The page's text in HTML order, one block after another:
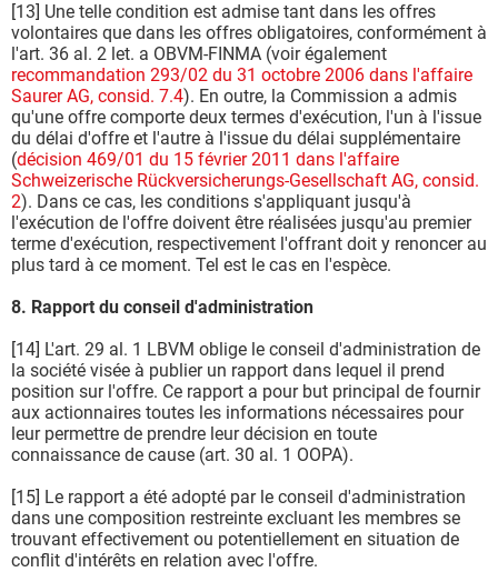
[13] Une telle condition est admise tant dans les offres
volontaires que dans les offres obligatoires, conformément à
l'art. 36 al. 2 let. a OBVM-FINMA (voir également
recommandation 293/02 du 31 octobre 2006 dans l'affaire
Saurer AG, consid. 7.4). En outre, la Commission a admis
qu'une offre comporte deux termes d'exécution, l'un à l'issue
du délai d'offre et l'autre à l'issue du délai supplémentaire
(décision 469/01 du 15 février 2011 dans l'affaire
Schweizerische Rückversicherungs-Gesellschaft AG, consid.
2). Dans ce cas, les conditions s'appliquant jusqu'à
l'exécution de l'offre doivent être réalisées jusqu'au premier
terme d'exécution, respectivement l'offrant doit y renoncer au
plus tard à ce moment. Tel est le cas en l'espèce.
8. Rapport du conseil d'administration
[14] L'art. 29 al. 1 LBVM oblige le conseil d'administration de
la société visée à publier un rapport dans lequel il prend
position sur l'offre. Ce rapport a pour but principal de fournir
aux actionnaires toutes les informations nécessaires pour
leur permettre de prendre leur décision en toute
connaissance de cause (art. 30 al. 1 OOPA).
[15] Le rapport a été adopté par le conseil d'administration
dans une composition restreinte excluant les membres se
trouvant effectivement ou potentiellement en situation de
conflit d'intérêts en relation avec l'offre.